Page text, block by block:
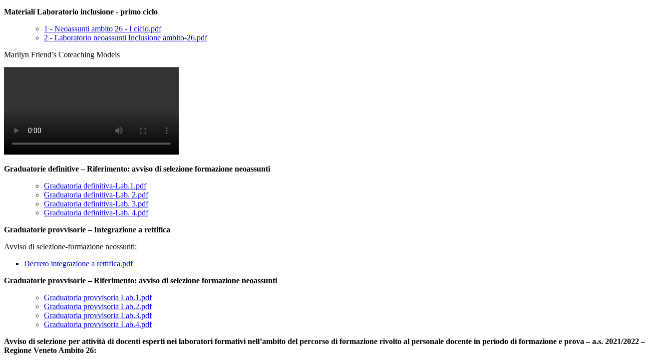
Materiali Laboratorio inclusione - primo ciclo
1 - Neoassunti ambito 26 - I ciclo.pdf
2 - Laboratorio neoassunti Inclusione ambito-26.pdf
Marilyn Friend’s Coteaching Models
Graduatorie definitive – Riferimento: avviso di selezione formazione neoassunti
Graduatoria definitiva-Lab.1.pdf
Graduatoria definitiva-Lab. 2.pdf
Graduatoria definitiva-Lab. 3.pdf
Graduatoria definitiva-Lab. 4.pdf
Graduatorie provvisorie – Integrazione a rettifica
Avviso di selezione-formazione neossunti:
Decreto integrazione a rettifica.pdf
Graduatorie provvisorie – Riferimento: avviso di selezione formazione neoassunti
Graduatoria provvisoria Lab.1.pdf
Graduatoria provvisoria Lab.2.pdf
Graduatoria provvisoria Lab.3.pdf
Graduatoria provvisoria Lab.4.pdf
Avviso di selezione per attività di docenti esperti nei laboratori formativi nell’ambito del percorso di formazione rivolto al personale docente in periodo di formazione e prova – a.s. 2021/2022 –
Regione Veneto Ambito 26: